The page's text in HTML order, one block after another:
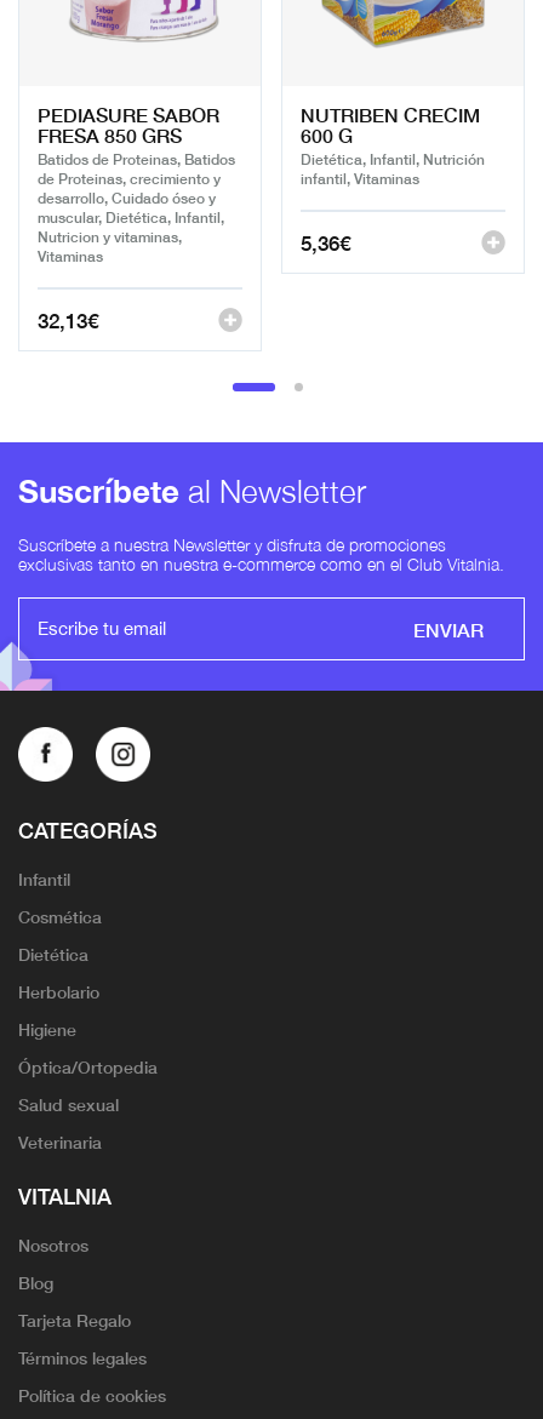
PEDIASURE SABOR
FRESA 850 GRS
Batidos de Proteinas, Batidos
de Proteinas, crecimiento y
desarrollo, Cuidado óseo y
muscular, Dietética, Infantil,
Nutricion y vitaminas,
Vitaminas
32,13€
NUTRIBEN CRECIM
600 G
Dietética, Infantil, Nutrición
infantil, Vitaminas
5,36€
Suscríbete al Newsletter
Suscríbete a nuestra Newsletter y disfruta de promociones
exclusivas tanto en nuestra e-commerce como en el Club Vitalnia.
ENVIAR
CATEGORÍAS
Infantil
Cosmética
Dietética
Herbolario
Higiene
Óptica/Ortopedia
Salud sexual
Veterinaria
VITALNIA
Nosotros
Blog
Tarjeta Regalo
Términos legales
Política de cookies